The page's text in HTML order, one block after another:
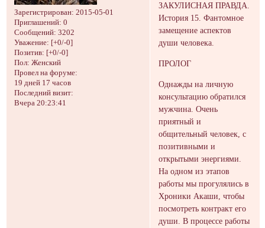
Зарегистрирован: 2015-05-01
Приглашений: 0
Сообщений: 3202
Уважение: [+0/-0]
Позитив: [+0/-0]
Пол: Женский
Провел на форуме:
19 дней 17 часов
Последний визит:
Вчера 20:23:41
ЗАКУЛИСНАЯ ПРАВДА.
История 15. Фантомное
замещение аспектов
души человека.
ПРОЛОГ
Однажды на личную
консультацию обратился
мужчина. Очень
приятный и
общительный человек, с
позитивными и
открытыми энергиями.
На одном из этапов
работы мы прогулялись в
Хроники Акаши, чтобы
посмотреть контракт его
души. В процессе работы